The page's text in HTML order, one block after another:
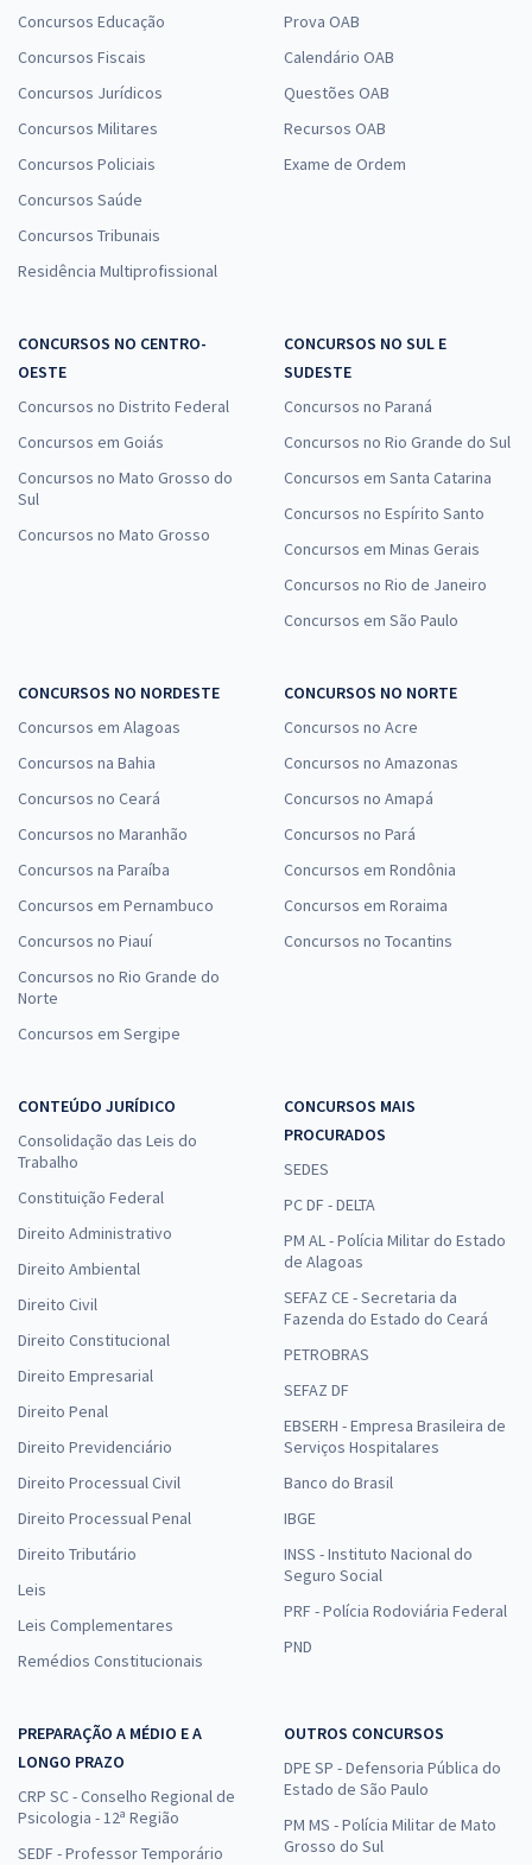
Concursos Educação
Concursos Fiscais
Concursos Jurídicos
Concursos Militares
Concursos Policiais
Concursos Saúde
Concursos Tribunais
Residência Multiprofissional
Prova OAB
Calendário OAB
Questões OAB
Recursos OAB
Exame de Ordem
CONCURSOS NO CENTRO-
OESTE
Concursos no Distrito Federal
Concursos em Goiás
Concursos no Mato Grosso do
Sul
Concursos no Mato Grosso
CONCURSOS NO SUL E
SUDESTE
Concursos no Paraná
Concursos no Rio Grande do Sul
Concursos em Santa Catarina
Concursos no Espírito Santo
Concursos em Minas Gerais
Concursos no Rio de Janeiro
Concursos em São Paulo
CONCURSOS NO NORDESTE
Concursos em Alagoas
Concursos na Bahia
Concursos no Ceará
Concursos no Maranhão
Concursos na Paraíba
Concursos em Pernambuco
Concursos no Piauí
Concursos no Rio Grande do
Norte
Concursos em Sergipe
CONCURSOS NO NORTE
Concursos no Acre
Concursos no Amazonas
Concursos no Amapá
Concursos no Pará
Concursos em Rondônia
Concursos em Roraima
Concursos no Tocantins
CONTEÚDO JURÍDICO
Consolidação das Leis do
Trabalho
Constituição Federal
Direito Administrativo
Direito Ambiental
Direito Civil
Direito Constitucional
Direito Empresarial
Direito Penal
Direito Previdenciário
Direito Processual Civil
Direito Processual Penal
Direito Tributário
Leis
Leis Complementares
Remédios Constitucionais
CONCURSOS MAIS
PROCURADOS
SEDES
PC DF - DELTA
PM AL - Polícia Militar do Estado
de Alagoas
SEFAZ CE - Secretaria da
Fazenda do Estado do Ceará
PETROBRAS
SEFAZ DF
EBSERH - Empresa Brasileira de
Serviços Hospitalares
Banco do Brasil
IBGE
INSS - Instituto Nacional do
Seguro Social
PRF - Polícia Rodoviária Federal
PND
PREPARAÇÃO A MÉDIO E A
LONGO PRAZO
CRP SC - Conselho Regional de
Psicologia - 12ª Região
SEDF - Professor Temporário
OUTROS CONCURSOS
DPE SP - Defensoria Pública do
Estado de São Paulo
PM MS - Polícia Militar de Mato
Grosso do Sul